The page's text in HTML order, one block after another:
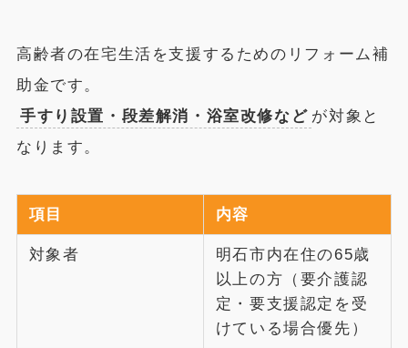
高齢者の在宅生活を支援するためのリフォーム補
助金です。
手すり設置・段差解消・浴室改修など が対象と
なります。
項目 内容
対象者
明石市内在住の65歳
以上の方（要介護認
定・要支援認定を受
けている場合優先）